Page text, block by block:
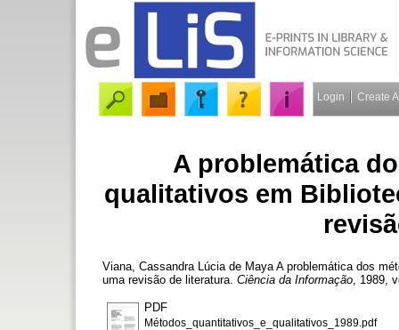
Login Create
A problemática
qualitativos em
Viana, Cassandra Lúcia de Maya A problemática dos
uma revisão de literatura. Ciência da Informação , 1989,
PDF
Métodos_quantitativos_e_qualitativos_1989.pdf